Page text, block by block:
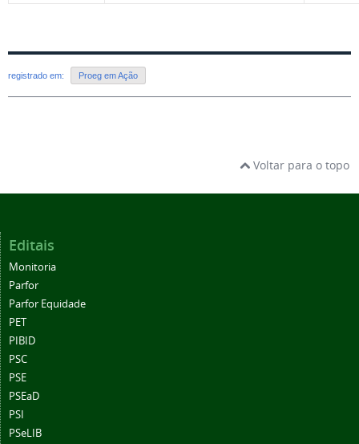
registrado em: Proeg em Ação
Voltar para o topo
Editais
Monitoria
Parfor
Parfor Equidade
PET
PIBID
PSC
PSE
PSEaD
PSI
PSeLIB